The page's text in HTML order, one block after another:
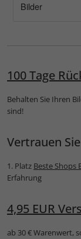
Bilder
100 Tage
Behalten Sie Ihren
sind!
Vertrauen
1. Platz Beste Shops
Erfahrung
4,95 EUR
ab 30 € Warenwert,